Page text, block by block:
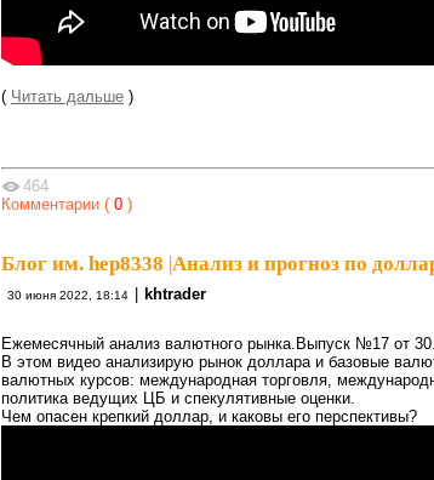
( Читать дальше )
464
Комментарии ( 0 )
Блог им. hep8338 Анализ и прогноз по
30 июня 2022, 18:14 khtrader
Ежемесячный анализ валютного рынка.Выпуск №17 от
В этом видео анализирую рынок доллара и базовые
валютных курсов: международная торговля,
политика ведущих ЦБ и спекулятивные оценки.
Чем опасен крепкий доллар, и каковы его перспективы?